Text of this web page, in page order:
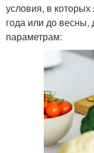
условия, в которых
года или до
параметрам: